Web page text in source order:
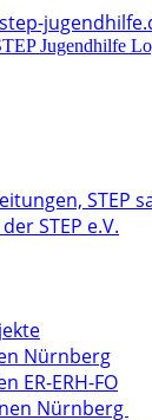
STEP
STEP e.V.
Nürnberg
ER-ERH-FO
Nürnberg